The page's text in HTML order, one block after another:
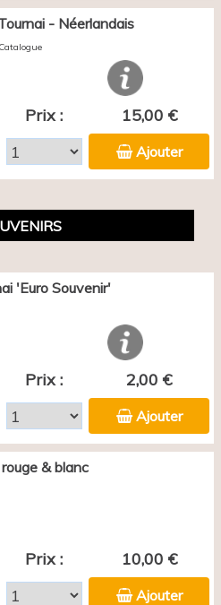
- Néerlandais
Catalogue
Prix : 15,00 €
Ajouter
'Euro Souvenir'
Prix : 2,00 €
Ajouter
& blanc
Prix : 10,00 €
Ajouter